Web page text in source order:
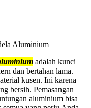
Aluminium
adalah kunci
dan bertahan lama.
kusen. Ini karena
bersih. Pemasangan
aluminium bisa